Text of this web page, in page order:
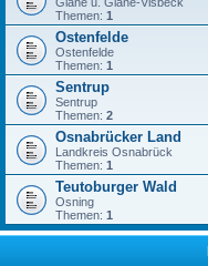
Themen: 1
Ostenfelde
Ostenfelde
Themen: 1
Sentrup
Sentrup
Themen: 2
Osnabrücker Land
Landkreis Osnabrück
Themen: 1
Teutoburger Wald
Osning
Themen: 1